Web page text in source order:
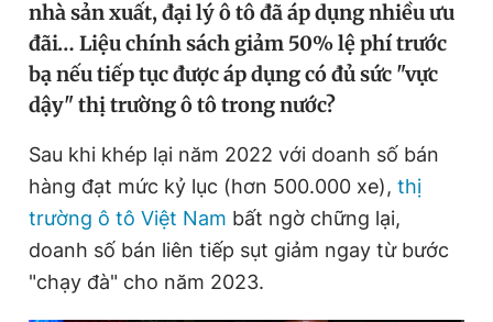
Sản phẩm khác
Tiện ích Bạn cần biết
Thông tin tòa soạn Liên hệ quảng cáo
nhà sản xuất, đại lý ô tô đã áp dụng nhiều ưu
đãi… Liệu chính sách giảm 50% lệ phí trước
bạ nếu tiếp tục được áp dụng có đủ sức "vực
dậy" thị trường ô tô trong nước?
Sau khi khép lại năm 2022 với doanh số bán
hàng đạt mức kỷ lục (hơn 500.000 xe), thị
trường ô tô Việt Nam bất ngờ chững lại,
doanh số bán liên tiếp sụt giảm ngay từ bước
"chạy đà" cho năm 2023.